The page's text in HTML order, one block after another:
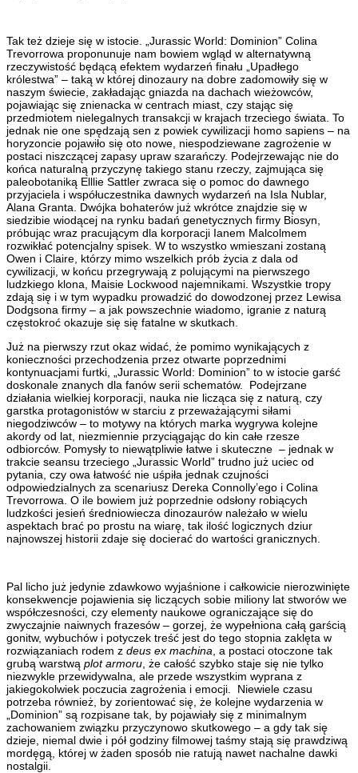
Tak też dzieje się w istocie. „Jurassic World: Dominion” Colina
Trevorrowa proponunuje nam bowiem wgląd w alternatywną
rzeczywistość będącą efektem wydarzeń finału „Upadłego
królestwa” – taką w której dinozaury na dobre zadomowiły się w
naszym świecie, zakładając gniazda na dachach wieżowców,
pojawiając się znienacka w centrach miast, czy stając się
przedmiotem nielegalnych transakcji w krajach trzeciego świata. To
jednak nie one spędzają sen z powiek cywilizacji homo sapiens – na
horyzoncie pojawiło się oto nowe, niespodziewane zagrożenie w
postaci niszczącej zapasy upraw szarańczy. Podejrzewając nie do
końca naturalną przyczynę takiego stanu rzeczy, zajmująca się
paleobotaniką Elllie Sattler zwraca się o pomoc do dawnego
przyjaciela i współuczestnika dawnych wydarzeń na Isla Nublar,
Alana Granta. Dwójka bohaterów już wkrótce znajdzie się w
siedzibie wiodącej na rynku badań genetycznych firmy Biosyn,
próbując wraz pracującym dla korporacji Ianem Malcolmem
rozwikłać potencjalny spisek. W to wszystko wmieszani zostaną
Owen i Claire, którzy mimo wszelkich prób życia z dala od
cywilizacji, w końcu przegrywają z polującymi na pierwszego
ludzkiego klona, Maisie Lockwood najemnikami. Wszystkie tropy
zdają się i w tym wypadku prowadzić do dowodzonej przez Lewisa
Dodgsona firmy – a jak powszechnie wiadomo, igranie z naturą
częstokroć okazuje się się fatalne w skutkach.
Już na pierwszy rzut okaz widać, że pomimo wynikających z
konieczności przechodzenia przez otwarte poprzednimi
kontynuacjami furtki, „Jurassic World: Dominion” to w istocie garść
doskonale znanych dla fanów serii schematów. Podejrzane
działania wielkiej korporacji, nauka nie licząca się z naturą, czy
garstka protagonistów w starciu z przeważającymi siłami
niegodziwców – to motywy na których marka wygrywa kolejne
akordy od lat, niezmiennie przyciągając do kin całe rzesze
odbiorców. Pomysły to niewątpliwie łatwe i skuteczne – jednak w
trakcie seansu trzeciego „Jurassic World” trudno już uciec od
pytania, czy owa łatwość nie uśpiła jednak czujności
odpowiedzialnych za scenariusz Dereka Connolly’ego i Colina
Trevorrowa. O ile bowiem już poprzednie odsłony robiących
ludzkości jesień średniowiecza dinozaurów należało w wielu
aspektach brać po prostu na wiarę, tak ilość logicznych dziur
najnowszej historii zdaje się docierać do wartości granicznych.
Pal licho już jedynie zdawkowo wyjaśnione i całkowicie nierozwinięte
konsekwencje pojawienia się liczących sobie miliony lat stworów we
współczesności, czy elementy naukowe ograniczające się do
zwyczajnie naiwnych frazesów – gorzej, że wypełniona całą garścią
gonitw, wybuchów i potyczek treść jest do tego stopnia zaklęta w
rozwiązaniach rodem z deus ex machina , a postaci otoczone tak
grubą warstwą plot armoru , że całość szybko staje się nie tylko
niezwykle przewidywalna, ale przede wszystkim wyprana z
jakiegokolwiek poczucia zagrożenia i emocji. Niewiele czasu
potrzeba również, by zorientować się, że kolejne wydarzenia w
„Dominion” są rozpisane tak, by pojawiały się z minimalnym
zachowaniem związku przyczynowo skutkowego – a gdy tak się
dzieje, niemal dwie i pół godziny filmowej taśmy stają się prawdziwą
mordęgą, której w żaden sposób nie ratują nawet nachalne dawki
nostalgii.